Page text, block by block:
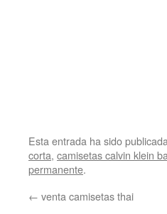
Esta entrada ha sido
corta, camisetas calvin klein
permanente.
← venta camisetas thai